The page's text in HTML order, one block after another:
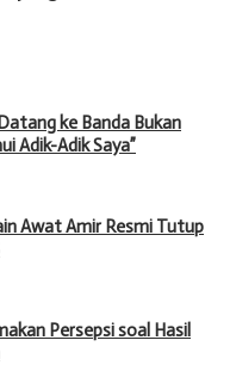
ke Banda Bukan
Adik-Adik Saya”
Awat Amir Resmi Tutup
Persepsi soal Hasil